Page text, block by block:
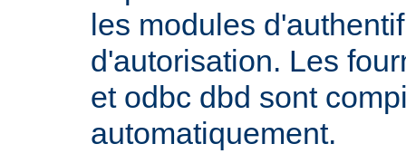
les modules
d'autorisation. Les
et odbc dbd sont
automatiquement.